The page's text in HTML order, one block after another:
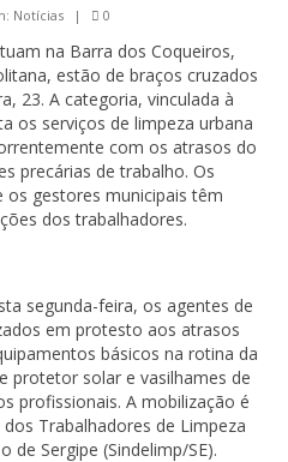
Notícias | 0
na Barra dos Coqueiros,
estão de braços cruzados
23. A categoria, vinculada à
os serviços de limpeza urbana
com os atrasos do
precárias de trabalho. Os
os gestores municipais têm
dos trabalhadores.
segunda-feira, os agentes de
em protesto aos atrasos
básicos na rotina da
protetor solar e vasilhames de
profissionais. A mobilização é
Trabalhadores de Limpeza
de Sergipe (Sindelimp/SE).